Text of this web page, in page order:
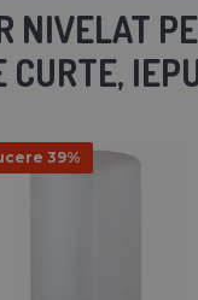
NIVELAT
CURTE,
39%